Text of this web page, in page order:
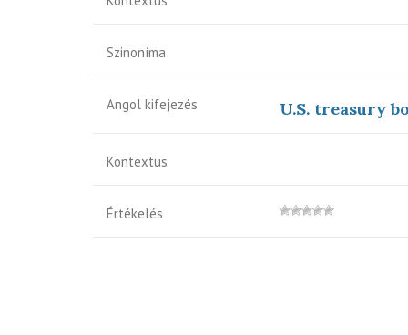
Szinoníma
Angol kifejezés U.S. treasury
Kontextus
Értékelés